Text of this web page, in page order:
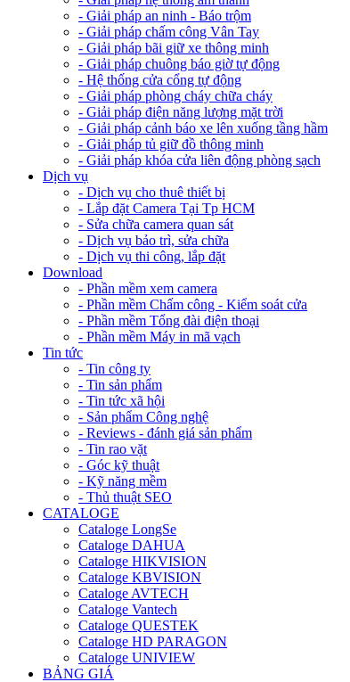
- Giải pháp an ninh - Báo trộm
- Giải pháp chấm công Vân Tay
- Giải pháp bãi giữ xe thông minh
- Giải pháp chuông báo giờ tự động
- Hệ thống cửa cổng tự động
- Giải pháp phòng cháy chữa cháy
- Giải pháp điện năng lượng mặt trời
- Giải pháp cảnh báo xe lên xuống tầng hầm
- Giải pháp tủ giữ đồ thông minh
- Giải pháp khóa cửa liên động phòng sạch
Dịch vụ
- Dịch vụ cho thuê thiết bị
- Lắp đặt Camera Tại Tp HCM
- Sửa chữa camera quan sát
- Dịch vụ bảo trì, sửa chữa
- Dịch vụ thi công, lắp đặt
Download
- Phần mềm xem camera
- Phần mềm Chấm công - Kiểm soát cửa
- Phần mềm Tổng đài điện thoại
- Phần mềm Máy in mã vạch
Tin tức
- Tin công ty
- Tin sản phẩm
- Tin tức xã hội
- Sản phẩm Công nghệ
- Reviews - đánh giá sản phẩm
- Tin rao vặt
- Góc kỹ thuật
- Kỹ năng mềm
- Thủ thuật SEO
CATALOGE
Cataloge LongSe
Cataloge DAHUA
Cataloge HIKVISION
Cataloge KBVISION
Cataloge AVTECH
Cataloge Vantech
Cataloge QUESTEK
Cataloge HD PARAGON
Cataloge UNIVIEW
BẢNG GIÁ